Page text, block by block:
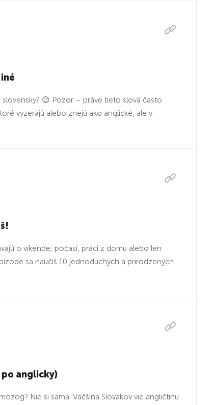
😊 Pozor – práve tieto slová často
vyzerajú alebo znejú ako anglické, ale v
o víkende, počasí, práci z domu alebo len
sa naučíš 10 jednoduchých a prirodzených
po anglicky)
Nie si sama. Väčšina Slovákov vie angličtinu